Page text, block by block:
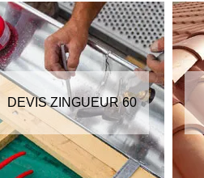
DEVIS ZINGUEUR 60